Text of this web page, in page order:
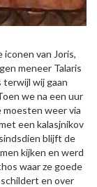
van Joris,
meneer Talaris
terwijl wij gaan
we na een uur
moesten weer via
een kalasjnikov
blijft de
kijken en werd
waar ze goede
en over